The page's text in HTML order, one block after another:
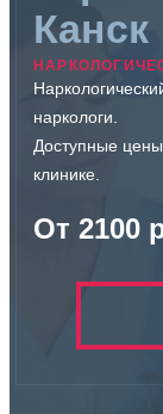
Канск
наркологи.
Доступные
клинике.
От 2100